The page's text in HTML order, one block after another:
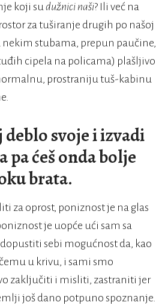
koji sudužnici naši? Ili već na
za tuširanje drugih po našoj
nekim stubama, prepun paučine,
cipela na policama) plašljivo
prostraniju tuš-kabinu
svoje i izvadi
pa ćeš onda bolje
brata.
za oprost, poniznost je na glas
je uopće ući sam sa
sebi mogućnost da, kao
u krivu, i sami smo
zaključiti i misliti, zastraniti jer
još dano potpuno spoznanje.